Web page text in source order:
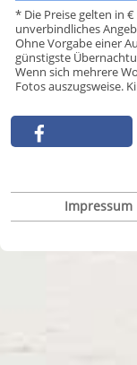
* Die Preise gelten in
unverbindliches
Ohne Vorgabe einer
günstigste
Wenn sich mehrere
Fotos auszugsweise.
Impressum